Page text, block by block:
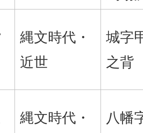
縄文時代・
近世
城字
之背
縄文時代・
八幡